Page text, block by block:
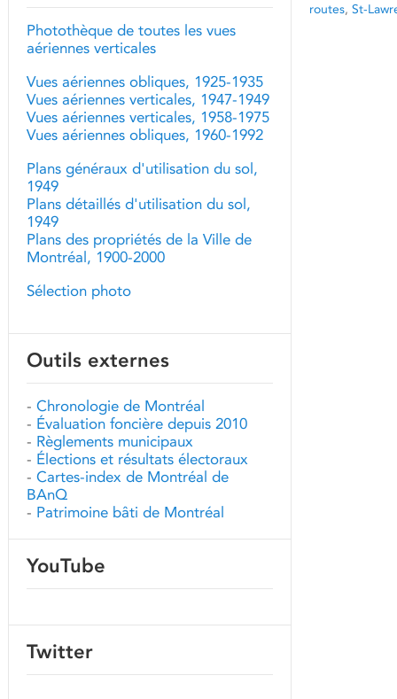
routes, St-
Photothèque de toutes les vues
aériennes verticales
Vues aériennes obliques, 1925-1935
Vues aériennes verticales, 1947-1949
Vues aériennes verticales, 1958-1975
Vues aériennes obliques, 1960-1992
Plans généraux d'utilisation du sol,
1949
Plans détaillés d'utilisation du sol,
1949
Plans des propriétés de la Ville de
Montréal, 1900-2000
Sélection photo
Outils externes
- Chronologie de Montréal
- Évaluation foncière depuis 2010
- Règlements municipaux
- Élections et résultats électoraux
- Cartes-index de Montréal de
BAnQ
- Patrimoine bâti de Montréal
YouTube
Twitter